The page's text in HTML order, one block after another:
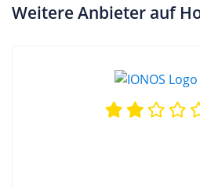
Weitere Anbieter auf